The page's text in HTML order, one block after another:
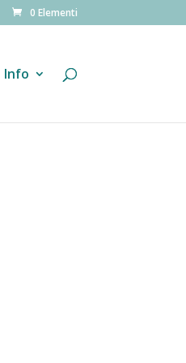
0 Elementi
Info